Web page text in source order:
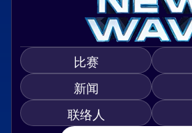
比赛
新闻
联络人